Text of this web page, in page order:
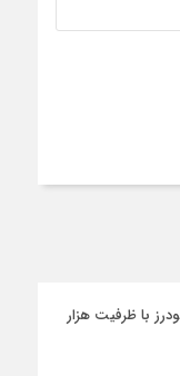
با ظرفیت هزار